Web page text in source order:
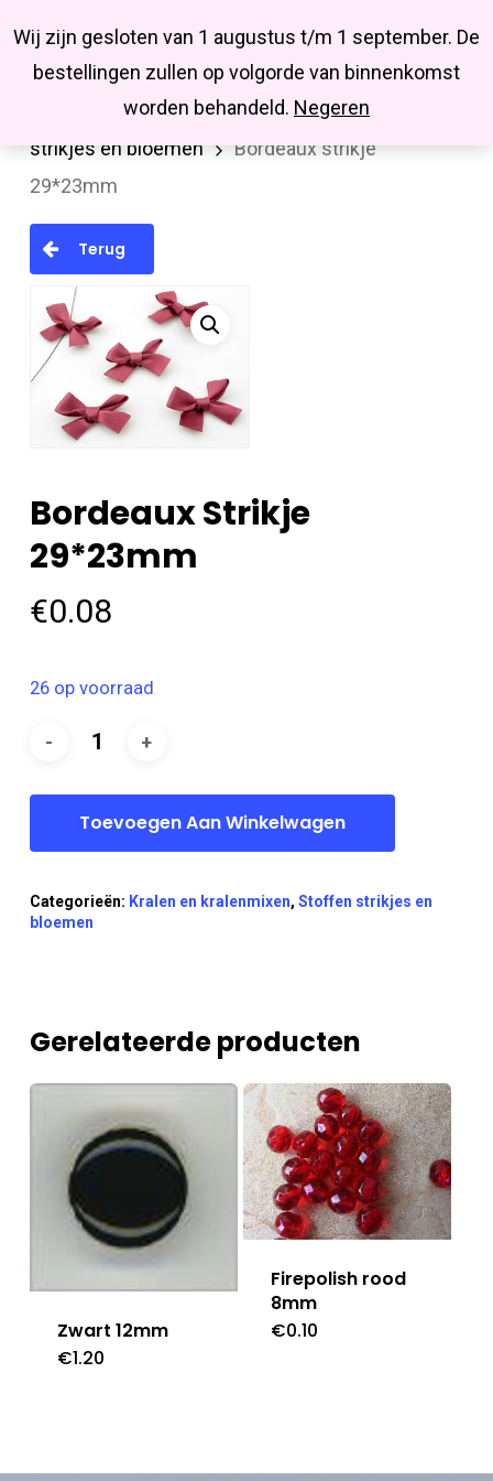
Wij zijn gesloten van 1 augustus t/m 1 september. De
bestellingen zullen op volgorde van binnenkomst
worden behandeld. Negeren
main
Missbluesieraden
searchaccount
Kralen en kralenmixen
Stoffen
strikjes en bloemen
Bordeaux strikje
29*23mm
Terug
Bordeaux Strikje
29*23mm
€0.08
26 op voorraad
Toevoegen Aan Winkelwagen
Categorieën: Kralen en kralenmixen, Stoffen strikjes en
bloemen
Gerelateerde producten
Zwart 12mm
€1.20
Firepolish rood
8mm
€0.10
Close